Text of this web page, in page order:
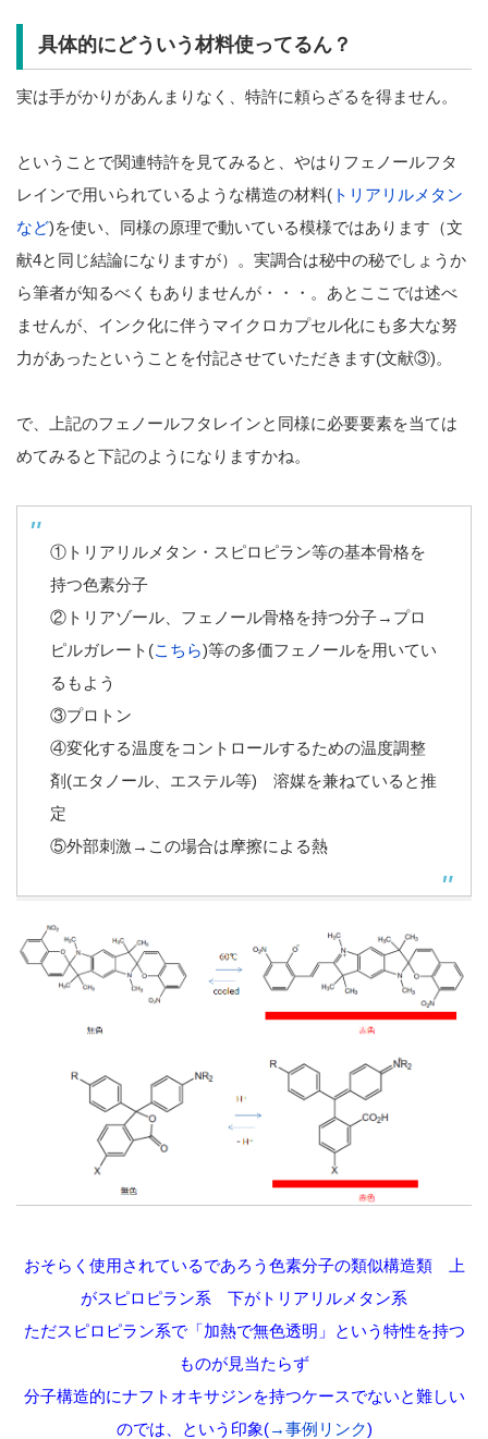
具体的にどういう材料使ってるん？
実は手がかりがあんまりなく、特許に頼らざるを得ません。
ということで関連特許を見てみると、やはりフェノールフタ
レインで用いられているような構造の材料( トリアリルメタン
など)を使い、同様の原理で動いている模様ではあります（文
献4と同じ結論になりますが）。実調合は秘中の秘でしょうか
ら筆者が知るべくもありませんが・・・。あとここでは述べ
ませんが、インク化に伴うマイクロカプセル化にも多大な努
力があったということを付記させていただきます(文献③)。
で、上記のフェノールフタレインと同様に必要要素を当ては
めてみると下記のようになりますかね。
①トリアリルメタン・スピロピラン等の基本骨格を
持つ色素分子
②トリアゾール、フェノール骨格を持つ分子→プロ
ピルガレート(こちら)等の多価フェノールを用いてい
るもよう
③プロトン
④変化する温度をコントロールするための温度調整
剤(エタノール、エステル等) 溶媒を兼ねていると推
定
⑤外部刺激→この場合は摩擦による熱
おそらく使用されているであろう色素分子の類似構造類 上
がスピロピラン系 下がトリアリルメタン系
ただスピロピラン系で「加熱で無色透明」という特性を持つ
ものが見当たらず
分子構造的にナフトオキサジンを持つケースでないと難しい
のでは、という印象(→事例リンク)